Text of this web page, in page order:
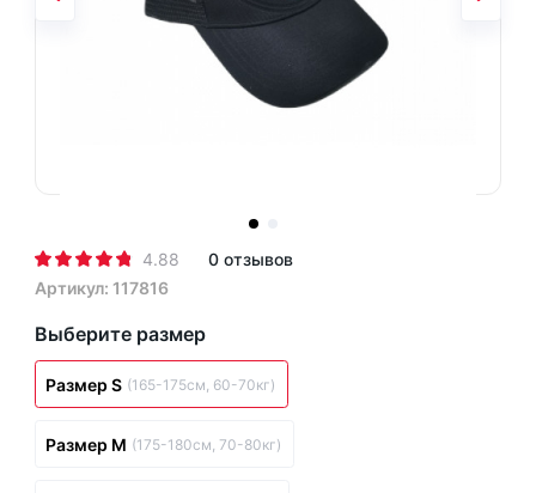
4.88
0 отзывов
Артикул: 117816
Выберите размер
Размер S (165-175см, 60-70кг)
Размер M (175-180см, 70-80кг)